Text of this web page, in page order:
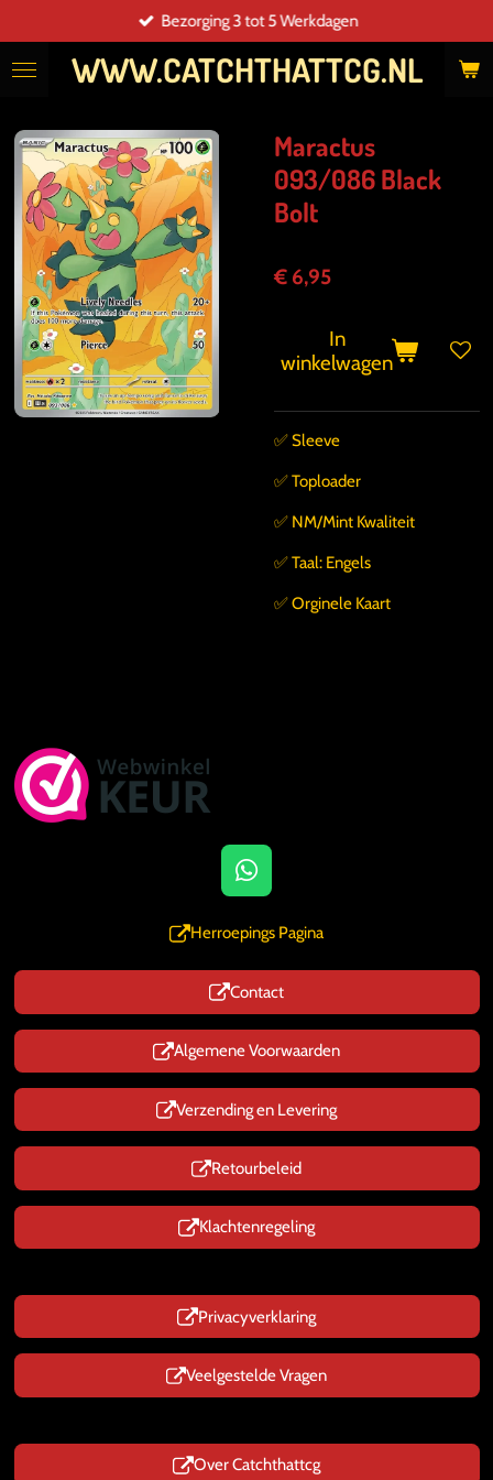
direct
naar
WWW.CATCHTHATTCG.NL
Bezorging 3 tot 5 Werkdagen
Maractus
093/086 Black
Bolt
€ 6,95
In
winkelwagen
✅️ Sleeve
✅️ Toploader
✅️ NM/Mint Kwaliteit
✅️ Taal: Engels
✅️ Orginele Kaart
W
h
a
s
A
p
p
Herroepings Pagina
Contact
Algemene Voorwaarden
Verzending en Levering
Retourbeleid
Klachtenregeling
Privacyverklaring
Veelgestelde Vragen
Over Catchthattcg